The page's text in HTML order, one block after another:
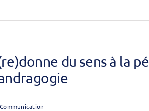
du sens à la